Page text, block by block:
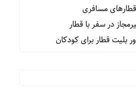
مسافری
در سفر با قطار
بلیت قطار برای کودکان